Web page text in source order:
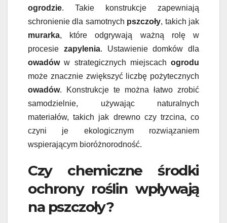
ogrodzie. Takie konstrukcje zapewniają
schronienie dla samotnych pszczoły, takich jak
murarka, które odgrywają ważną rolę w
procesie zapylenia. Ustawienie domków dla
owadóww strategicznych miejscach ogrodu
może znacznie zwiększyć liczbę pożytecznych
owadów. Konstrukcje te można łatwo zrobić
samodzielnie, używając naturalnych
materiałów, takich jak drewno czy trzcina, co
czyni je ekologicznym rozwiązaniem
wspierającym bioróżnorodność.
Czy chemiczne środki
ochrony roślin wpływają
na pszczoły?